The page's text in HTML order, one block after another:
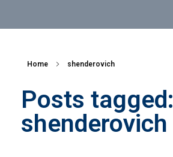
Home shenderovich
Posts tagged:
shenderovich